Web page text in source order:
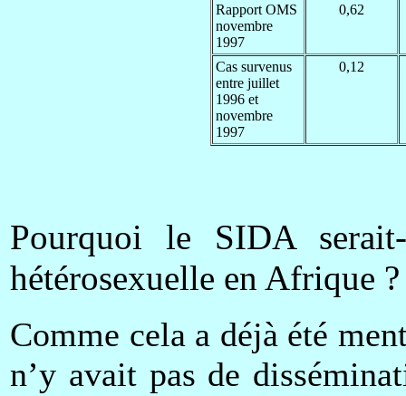
Rapport OMS
novembre
1997
0,62
Cas survenus
entre juillet
1996 et
novembre
1997
0,12
Pourquoi le SIDA
hétérosexuelle en Afrique ?
Comme cela a déjà été
n’y avait pas de